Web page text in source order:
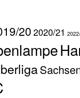
202020/21